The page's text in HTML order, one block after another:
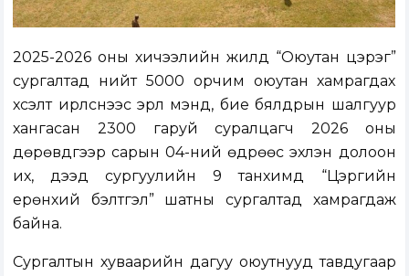
2025-2026 оны хичээлийн жилд “Оюутан цэрэг”
сургалтад нийт 5000 орчим оюутан хамрагдах
хүсэлт ирүүлснээс эрүүл мэнд, бие бялдрын шалгуур
хангасан 2300 гаруй суралцагч 2026 оны
дөрөвдүгээр сарын 04-ний өдрөөс эхлэн долоон
их, дээд сургуулийн 9 танхимд “Цэргийн
ерөнхий бэлтгэл” шатны сургалтад хамрагдаж
байна.
Сургалтын хуваарийн дагуу оюутнууд тавдугаар